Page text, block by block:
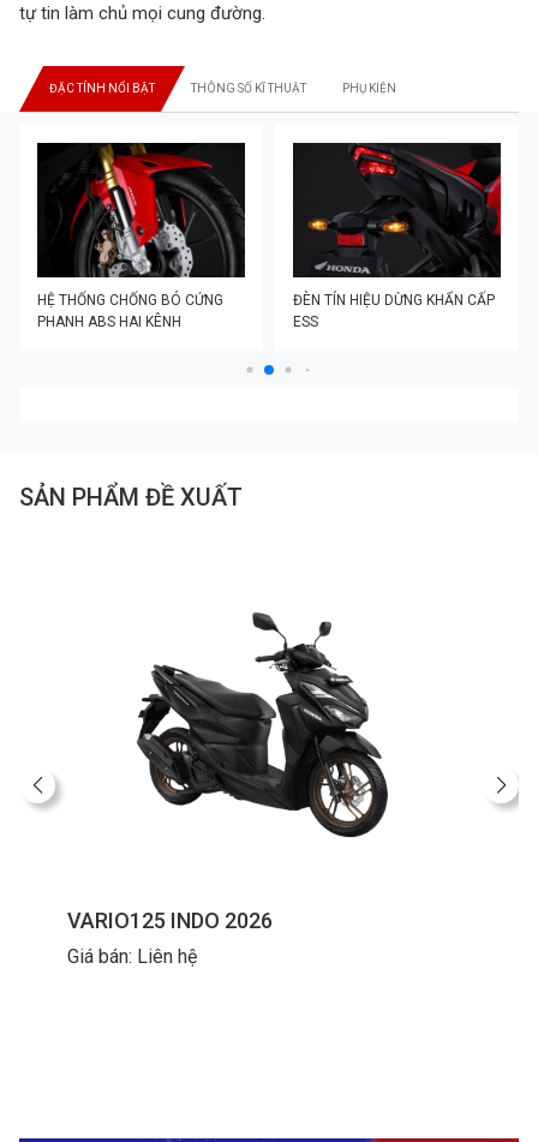
tự tin làm chủ mọi cung đường.
ĐẶC TÍNH NỔI BẬT THÔNG SỐ KĨ THUẬT PHỤ KIỆN
HỆ THỐNG CHỐNG BÓ CỨNG
PHANH ABS HAI KÊNH
ĐÈN TÍN HIỆU DỪNG KHẨN CẤP
ESS
SẢN PHẨM ĐỀ XUẤT
VARIO125 INDO 2026
Giá bán: Liên hệ